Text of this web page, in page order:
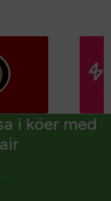
i köer med